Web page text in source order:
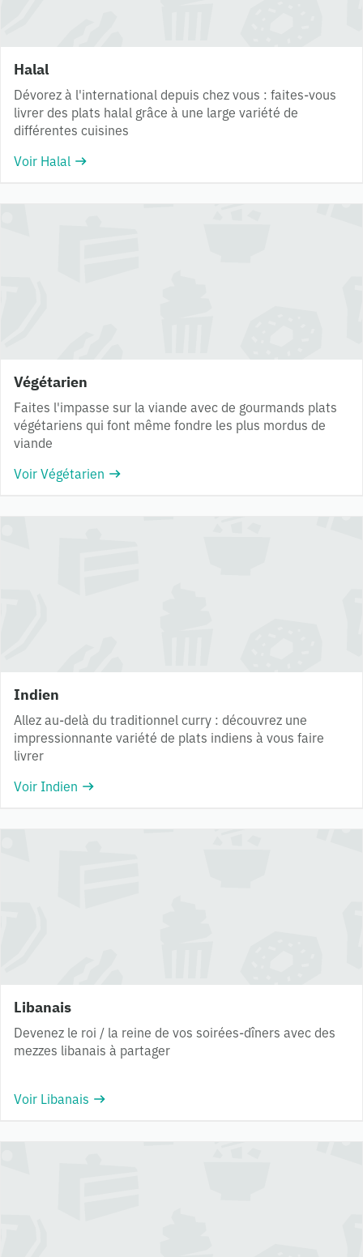
Halal
Dévorez à l'international depuis chez vous : faites-vous
livrer des plats halal grâce à une large variété de
différentes cuisines
Voir Halal
Végétarien
Faites l'impasse sur la viande avec de gourmands plats
végétariens qui font même fondre les plus mordus de
viande
Voir Végétarien
Indien
Allez au-delà du traditionnel curry : découvrez une
impressionnante variété de plats indiens à vous faire
livrer
Voir Indien
Libanais
Devenez le roi / la reine de vos soirées-dîners avec des
mezzes libanais à partager
Voir Libanais